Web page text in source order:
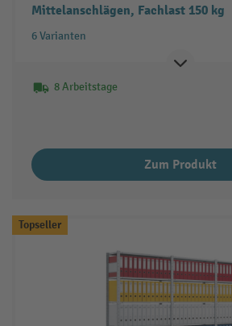
Mittelanschlägen, Fachlast 150 kg
6 Varianten
8 Arbeitstage
Zum Produkt
Topseller